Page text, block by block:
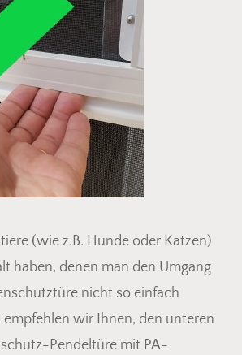
(wie z.B. Hunde oder Katzen)
haben, denen man den Umgang
nicht so einfach
wir Ihnen, den unteren
Pendeltüre mit PA-